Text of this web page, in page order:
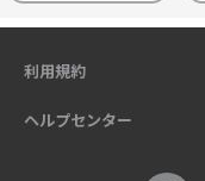
利用規約
ヘルプセンター